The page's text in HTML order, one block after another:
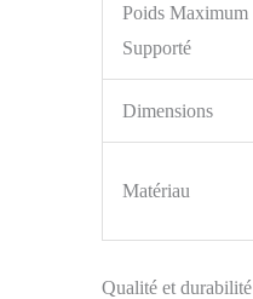
Poids Maximum
Supporté
Dimensions
Matériau
Qualité et durabilité